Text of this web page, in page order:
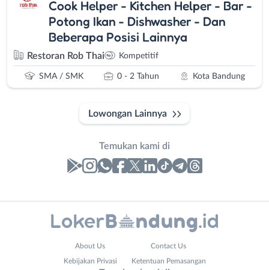
Cook Helper - Kitchen Helper - Bar -
Potong Ikan - Dishwasher - Dan
Beberapa Posisi Lainnya
Restoran Rob Thai Kompetitif
SMA / SMK 0 - 2 Tahun Kota Bandung
Lowongan Lainnya
Temukan kami di
Lowongan
About Us Contact Us
Kebijakan Privasi Ketentuan Pemasangan